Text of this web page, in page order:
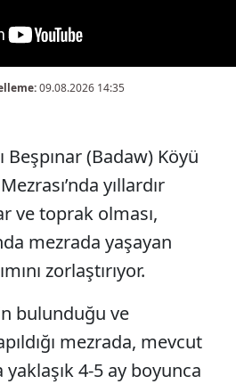
09.08.2026 14:35
Beşpınar (Badaw) Köyü
yıllardır
ve toprak olması,
mezrada yaşayan
zorlaştırıyor.
bulunduğu ve
mezrada, mevcut
yaklaşık 4-5 ay boyunca